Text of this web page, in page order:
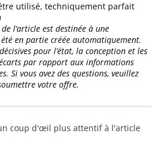
utilisé, techniquement parfait
l’article est destinée à une
en partie créée automatiquement.
pour l’état, la conception et les
par rapport aux informations
Si vous avez des questions, veuillez
votre offre.
coup d'œil plus attentif à l'article